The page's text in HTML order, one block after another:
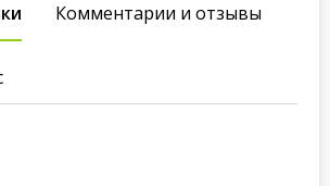
Комментарии и отзывы